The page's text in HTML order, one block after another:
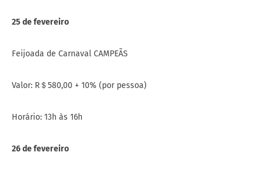
25 de fevereiro
Feijoada de Carnaval CAMPEÃS
Valor: R＄580,00 + 10% (por pessoa)
Horário: 13h às 16h
26 de fevereiro